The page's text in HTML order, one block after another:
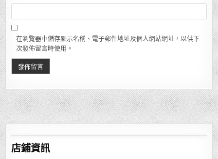
在瀏覽器中儲存顯示名稱、電子郵件地址及個人網站網址，以供下
次發佈留言時使用。
店鋪資訊